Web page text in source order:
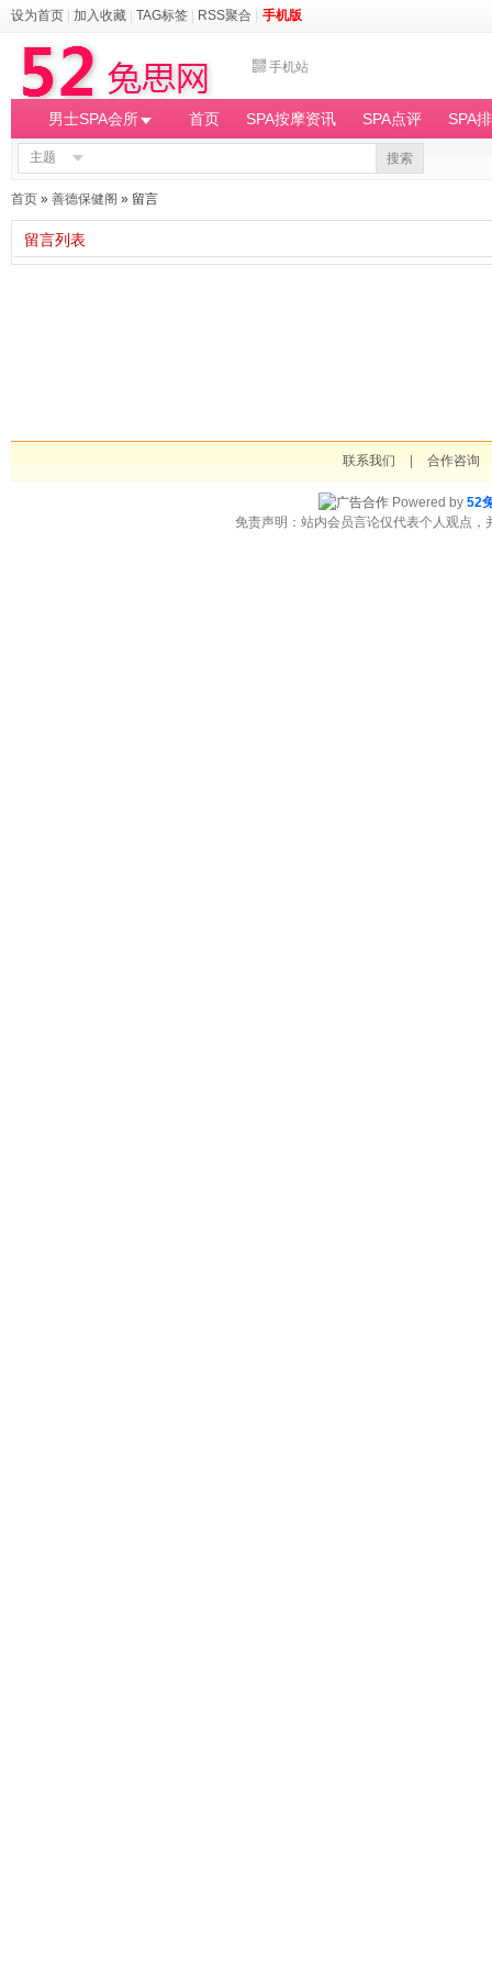
设为首页 加入收藏 TAG标签 RSS聚合 手机版
手机站
男士SPA会所 首页 SPA按摩资讯 SPA点评 SPA
主题 搜索
首页 » 善德保健阁 » 留言
留言列表
联系我们 合作咨询
Powered by 52
免责声明：站内会员言论仅代表个人观点